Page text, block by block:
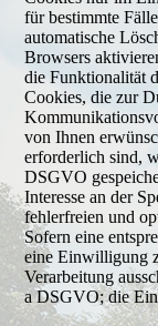
für bestimmte
automatische
Browsers
die Funktionalität
Cookies, die zur
von Ihnen
erforderlich sind,
DSGVO
Interesse an der
fehlerfreien und
Sofern eine
eine Einwilligung
Verarbeitung
a DSGVO; die